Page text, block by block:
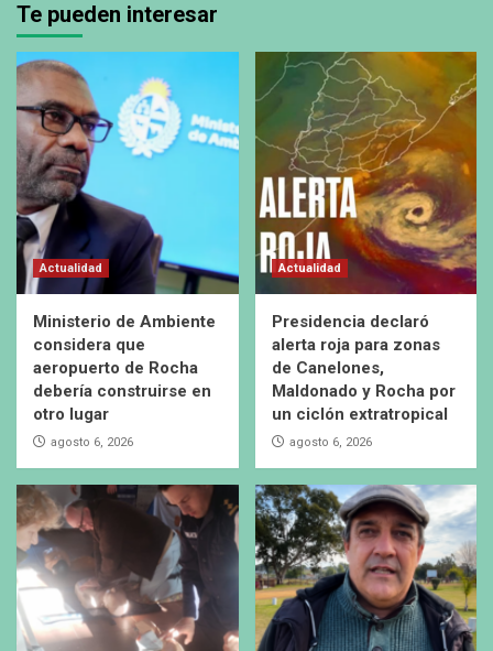
Te pueden interesar
Actualidad
Ministerio de Ambiente
considera que
aeropuerto de Rocha
debería construirse en
otro lugar
agosto 6, 2026
Actualidad
Presidencia declaró
alerta roja para zonas
de Canelones,
Maldonado y Rocha por
un ciclón extratropical
agosto 6, 2026